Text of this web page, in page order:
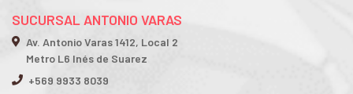
SUCURSAL ANTONIO VARAS
Av. Antonio Varas 1412, Local 2
Metro L6 Inés de Suarez
+569 9933 8039